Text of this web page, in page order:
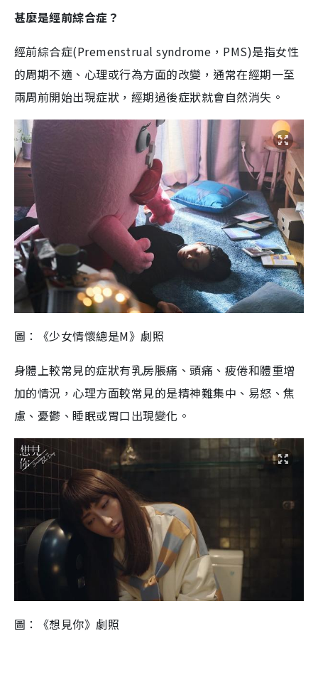
甚麼是經前綜合症？
經前綜合症(Premenstrual syndrome，PMS)是指女性
的周期不適、心理或行為方面的改變，通常在經期一至
兩周前開始出現症狀，經期過後症狀就會自然消失。
圖：《少女情懷總是M》劇照
身體上較常見的症狀有乳房脹痛、頭痛、疲倦和體重增
加的情況，心理方面較常見的是精神難集中、易怒、焦
慮、憂鬱、睡眠或胃口出現變化。
圖：《想見你》劇照